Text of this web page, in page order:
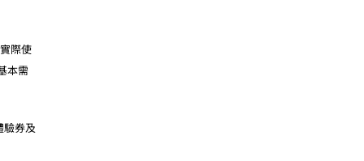
際使
本需
驗券及